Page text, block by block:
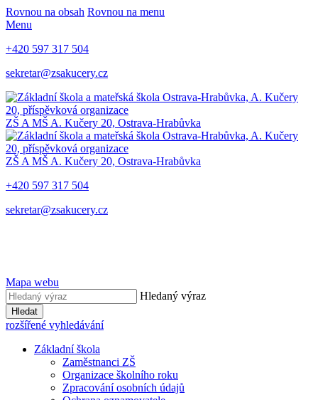
Rovnou na obsah Rovnou na menu
Menu
+420 597 317 504
sekretar@zsakucery.cz
ZŠ A MŠ A. Kučery 20, Ostrava-Hrabůvka
ZŠ A MŠ A. Kučery 20, Ostrava-Hrabůvka
+420 597 317 504
sekretar@zsakucery.cz
Mapa webu
Hledaný výraz
Hledat
rozšířené vyhledávání
Základní škola
Zaměstnanci ZŠ
Organizace školního roku
Zpracování osobních údajů